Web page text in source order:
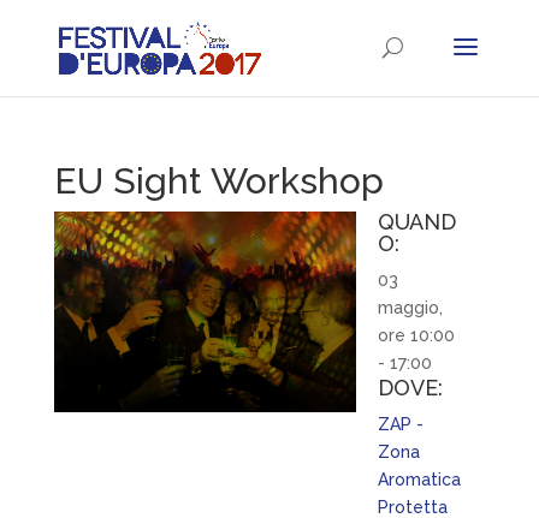
EU Sight Workshop
QUAND
O:
03
maggio,
ore 10:00
- 17:00
DOVE:
ZAP -
Zona
Aromatica
Protetta